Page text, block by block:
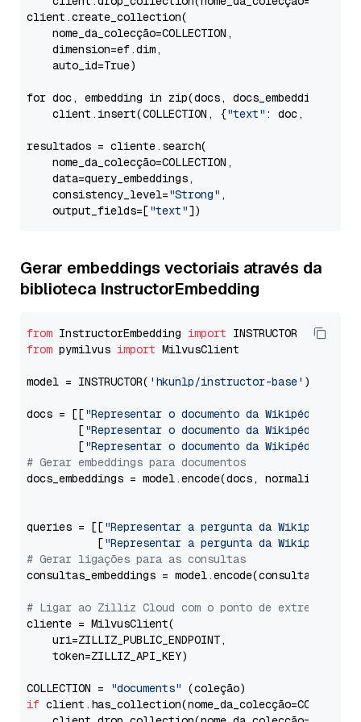
client.create_collection(
    nome_da_colecção=COLLECTION,
    dimension=ef.dim,
    auto_id=True)
for doc, embedding in zip(docs, docs_embeddings):
    client.insert(COLLECTION, {
"text" : doc,
resultados = cliente.search(
    nome_da_colecção=COLLECTION,
    data=query_embeddings,
    consistency_level=
"Strong" ,
    output_fields=[
"text"
Gerar embeddings vectoriais através da
biblioteca InstructorEmbedding
from InstructorEmbedding import
from pymilvus import MilvusClient
model = INSTRUCTOR( 'hkunlp/instructor-base' )
docs = [["Representar o documento da Wikipédia
        [
"Representar o documento da Wikipédia
        [
"Representar o documento da Wikipédia
# Gerar embeddings para documentos
docs_embeddings = model.encode(docs,
queries = [["Representar a pergunta da Wikipédia
           [
"Representar a pergunta da Wikipédia
# Gerar ligações para as consultas
consultas_embeddings = model.encode(consultas,
# Ligar ao Zilliz Cloud com o ponto de extremidade
cliente = MilvusClient(
    uri=ZILLIZ_PUBLIC_ENDPOINT,
    token=ZILLIZ_API_KEY)
COLLECTION = "documents"
if